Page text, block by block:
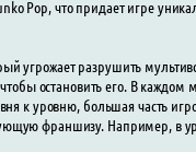
Pop, что придает игре
угрожает разрушить
остановить его. В каждом
к уровню, большая часть
франшизу. Например, в